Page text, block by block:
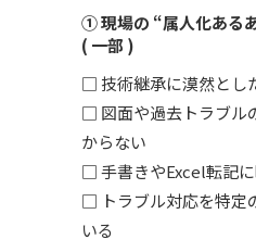
① 現場の “属人化ある
( 一部 )
□ 技術継承に漠然とし
□ 図面や過去トラブル
からない
□ 手書きやExcel転記
□ トラブル対応を特定
いる